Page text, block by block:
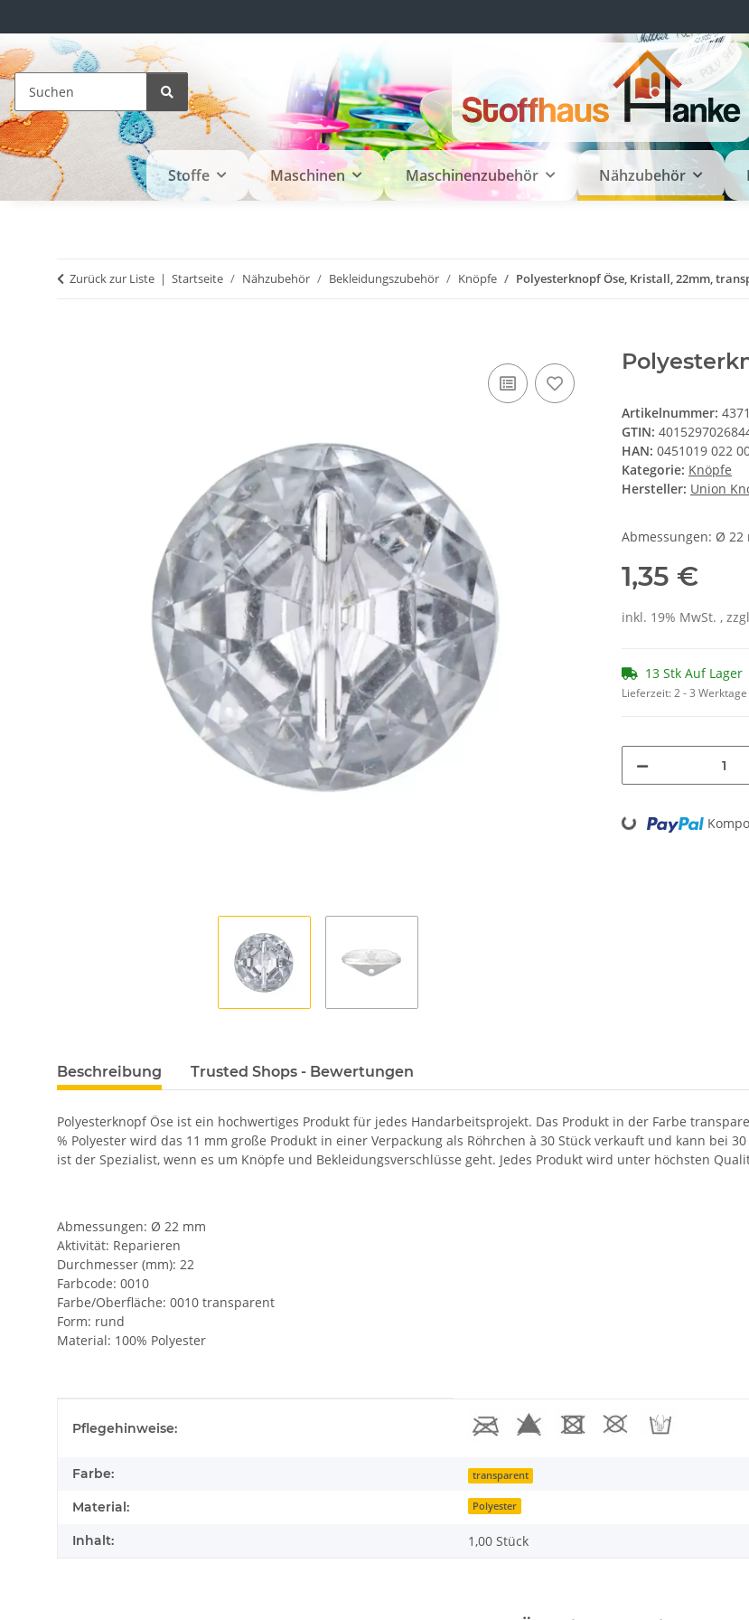
Stoffe Maschinen Maschinenzubehör Nähzubehör
Zurück zur Liste Startseite Nähzubehör Bekleidungszubehör Knöpfe Polyesterknopf Öse, Kristall, 22mm,
Artikelnummer:
GTIN:
HAN: 0451019 022
Kategorie: Knöpfe
Hersteller: Union
Abmessungen: Ø 22
1,35 €
inkl. 19% MwSt. ,
13 Stk Auf Lager
Lieferzeit:2 - 3 Werktage
Loading...
Beschreibung Trusted Shops - Bewertungen
Polyesterknopf Öse ist ein hochwertiges Produkt für jedes Handarbeitsprojekt. Das Produkt in der Farbe
% Polyester wird das 11 mm große Produkt in einer Verpackung als Röhrchen à 30 Stück verkauft und kann bei
ist der Spezialist, wenn es um Knöpfe und Bekleidungsverschlüsse geht. Jedes Produkt wird unter höchsten
Abmessungen: Ø 22 mm
Aktivität: Reparieren
Durchmesser (mm): 22
Farbcode: 0010
Farbe/Oberfläche: 0010 transparent
Form: rund
Material: 100% Polyester
Pflegehinweise:
Farbe: transparent
Material: Polyester
Inhalt: 1,00 Stück